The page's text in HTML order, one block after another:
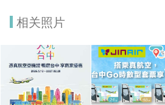
相关照片